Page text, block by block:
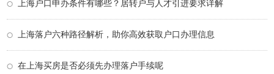
上海户口申办条件有哪些？居转户与人才引进要求详解
上海落户六种路径解析，助你高效获取户口办理信息
在上海买房是否必须先办理落户手续呢